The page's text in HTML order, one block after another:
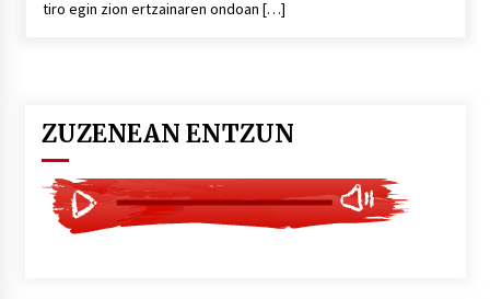
da
2026/07/07
tiro egin zion ertzainaren ondoan […]
ZUZENEAN ENTZUN